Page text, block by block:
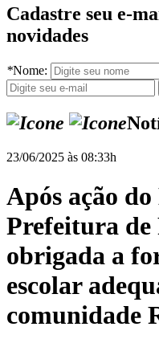
Cadastre seu e-
novidades
*Nome:
23/06/2025 às 08:33h
Após ação
Prefeitura de
obrigada a
escolar
comunidade